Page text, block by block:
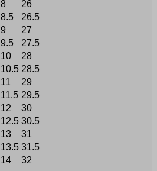
8
26
8.5
26.5
9
27
9.5
27.5
10
28
10.5 28.5
11
29
11.5 29.5
12
30
12.5 30.5
13
31
13.5 31.5
14 32